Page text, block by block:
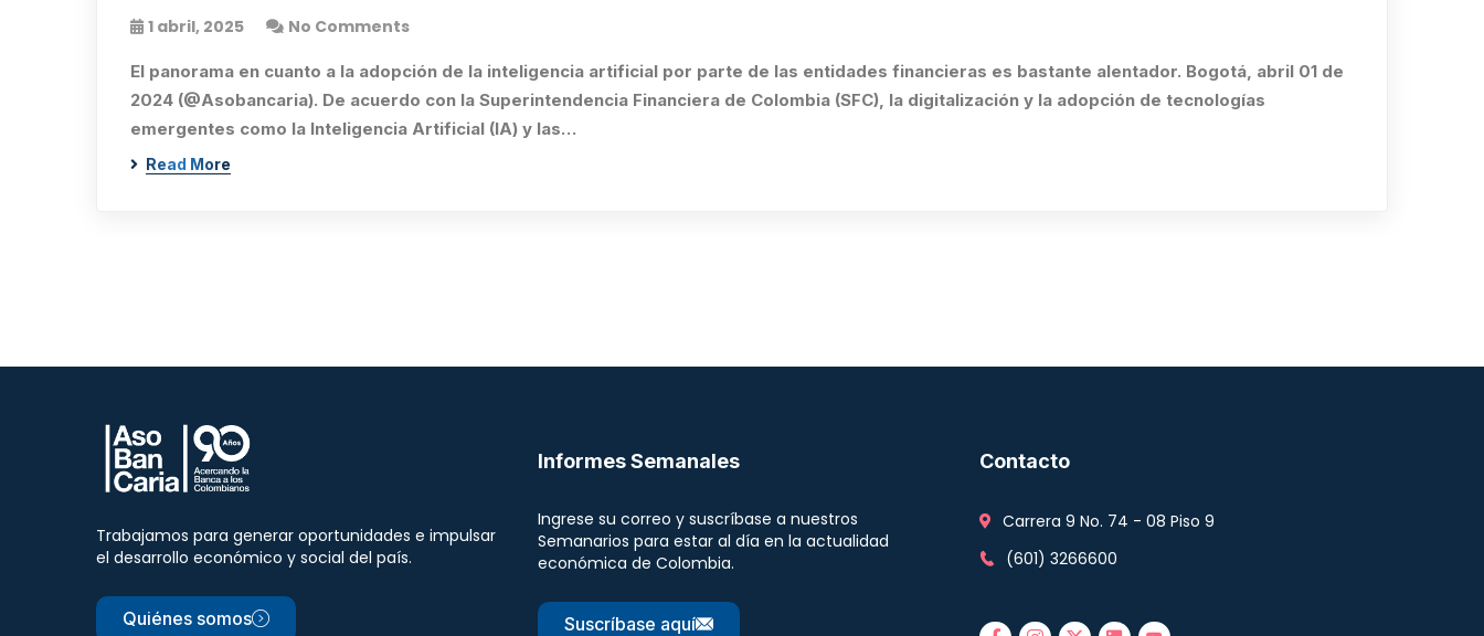
1 abril, 2025 No Comments
El panorama en cuanto a la adopción de la inteligencia artificial por parte de las entidades financieras es bastante alentador. Bogotá, abril 01 de
2024 (@Asobancaria). De acuerdo con la Superintendencia Financiera de Colombia (SFC), la digitalización y la adopción de tecnologías
emergentes como la Inteligencia Artificial (IA) y las…
Read More
Trabajamos para generar oportunidades e impulsar
el desarrollo económico y social del país.
Quiénes somos
Informes Semanales
Ingrese su correo y suscríbase a nuestros
Semanarios para estar al día en la actualidad
económica de Colombia.
Suscríbase aquí
Contacto
Carrera 9 No. 74 - 08 Piso 9
(601) 3266600